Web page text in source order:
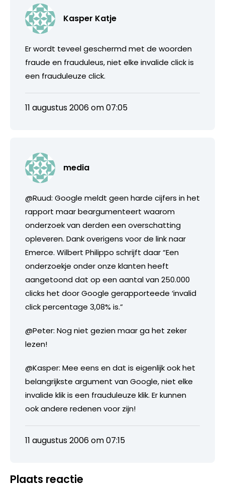
Kasper Katje
Er wordt teveel geschermd met de woorden
fraude en frauduleus, niet elke invalide click is
een frauduleuze click.
11 augustus 2006 om 07:05
media
@Ruud: Google meldt geen harde cijfers in het
rapport maar beargumenteert waarom
onderzoek van derden een overschatting
opleveren. Dank overigens voor de link naar
Emerce. Wilbert Philippo schrijft daar “Een
onderzoekje onder onze klanten heeft
aangetoond dat op een aantal van 250.000
clicks het door Google gerapporteede ‘invalid
click percentage 3,08% is.”
@Peter: Nog niet gezien maar ga het zeker
lezen!
@Kasper: Mee eens en dat is eigenlijk ook het
belangrijkste argument van Google, niet elke
invalide klik is een frauduleuze klik. Er kunnen
ook andere redenen voor zijn!
11 augustus 2006 om 07:15
Plaats reactie